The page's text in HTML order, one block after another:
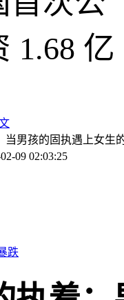
当男孩的固执遇上女生
09 02:03:25